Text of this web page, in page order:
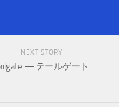
NEXT STORY
— テールゲート